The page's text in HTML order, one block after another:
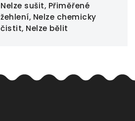
Nelze sušit, Přiměřené
žehlení, Nelze chemicky
čistit, Nelze bělit